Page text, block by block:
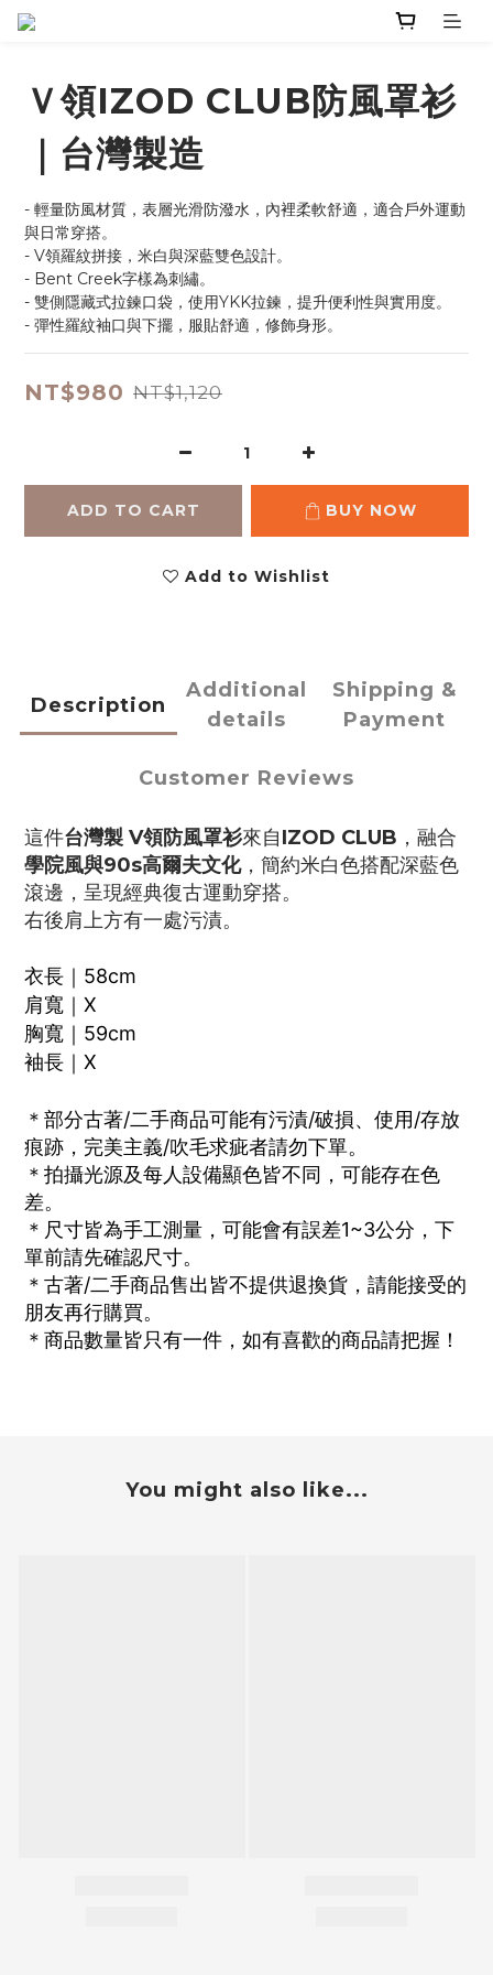
Ｖ領IZOD CLUB防風罩衫
｜台灣製造
- 輕量防風材質，表層光滑防潑水，內裡柔軟舒適，適合戶外運動
與日常穿搭。
- V領羅紋拼接，米白與深藍雙色設計。
- Bent Creek字樣為刺繡。
- 雙側隱藏式拉鍊口袋，使用YKK拉鍊，提升便利性與實用度。
- 彈性羅紋袖口與下擺，服貼舒適，修飾身形。
NT$980 NT$1,120
ADD TO CART BUY NOW
Add to Wishlist
Description
Additional
details
Shipping &
Payment
Customer Reviews
這件台灣製 V領防風罩衫來自IZOD CLUB ，融合
學院風與90s高爾夫文化，簡約米白色搭配深藍色
滾邊，呈現經典復古運動穿搭。
右後肩上方有一處污漬。
衣長｜58cm
肩寬｜X
胸寬｜59cm
袖長｜X
＊部分古著/二手商品可能有污漬/破損、使用/存放
痕跡，完美主義/吹毛求疵者請勿下單。
＊拍攝光源及每人設備顯色皆不同，可能存在色
差。
＊尺寸皆為手工測量，可能會有誤差1~3公分，下
單前請先確認尺寸。
＊古著/二手商品售出皆不提供退換貨，請能接受的
朋友再行購買。
＊商品數量皆只有一件，如有喜歡的商品請把握！
You might also like...